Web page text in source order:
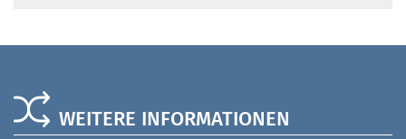
WEITERE INFORMATIONEN